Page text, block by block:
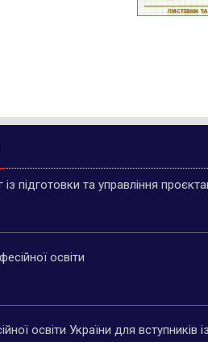
із підготовки та управління
освіти
освіти України для